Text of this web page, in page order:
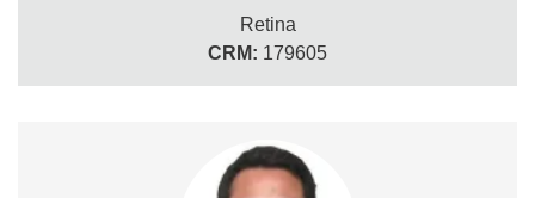
Retina
CRM: 179605